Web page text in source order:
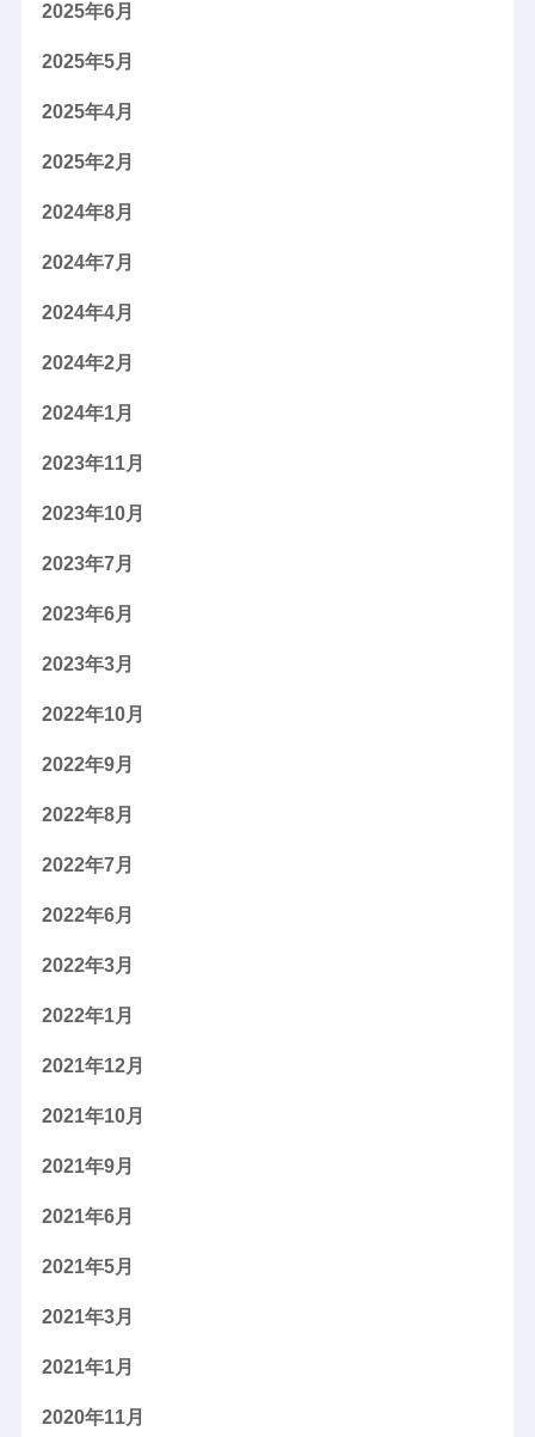
2025年6月
2025年5月
2025年4月
2025年2月
2024年8月
2024年7月
2024年4月
2024年2月
2024年1月
2023年11月
2023年10月
2023年7月
2023年6月
2023年3月
2022年10月
2022年9月
2022年8月
2022年7月
2022年6月
2022年3月
2022年1月
2021年12月
2021年10月
2021年9月
2021年6月
2021年5月
2021年3月
2021年1月
2020年11月